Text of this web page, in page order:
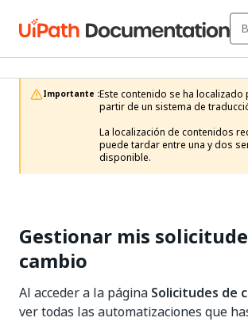
Importante :Este contenido se ha localizado
partir de un sistema de
La localización de contenidos
puede tardar entre una y dos
disponible.
Gestionar mis
cambio
Al acceder a la página Solicitudes de
ver todas las automatizaciones que